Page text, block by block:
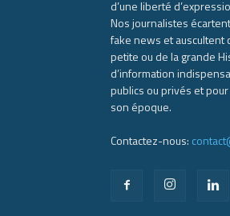
d’une liberté
Nos journalistes
fake news et auscultent
petite ou de la grande
d’information
publics ou privés et
son époque.
Contactez-nous: